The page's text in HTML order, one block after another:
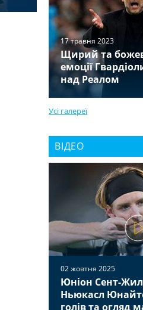
17 травня 2023
Щирий та
емоції
над Реалом
Усі галереї
ВІДЕО
02 жовтня 2025
Юніон Сент-
Ньюкасл
голів та огляд